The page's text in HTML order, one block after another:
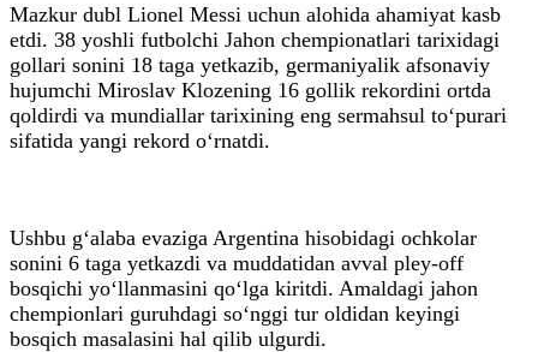
Mazkur dubl Lionel Messi uchun alohida ahamiyat kasb
etdi. 38 yoshli futbolchi Jahon chempionatlari tarixidagi
gollari sonini 18 taga yetkazib, germaniyalik afsonaviy
hujumchi Miroslav Klozening 16 gollik rekordini ortda
qoldirdi va mundiallar tarixining eng sermahsul to‘purari
sifatida yangi rekord o‘rnatdi.
Ushbu g‘alaba evaziga Argentina hisobidagi ochkolar
sonini 6 taga yetkazdi va muddatidan avval pley-off
bosqichi yo‘llanmasini qo‘lga kiritdi. Amaldagi jahon
chempionlari guruhdagi so‘nggi tur oldidan keyingi
bosqich masalasini hal qilib ulgurdi.